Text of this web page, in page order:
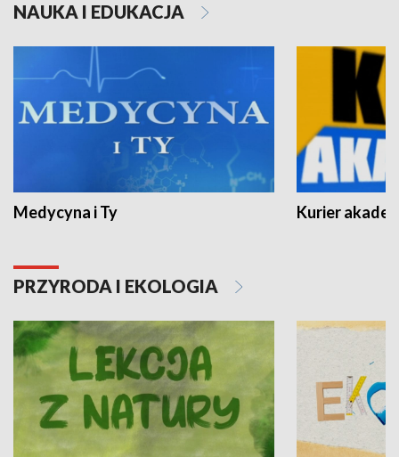
NAUKA I EDUKACJA
Medycyna i Ty Kurier
PRZYRODA I EKOLOGIA